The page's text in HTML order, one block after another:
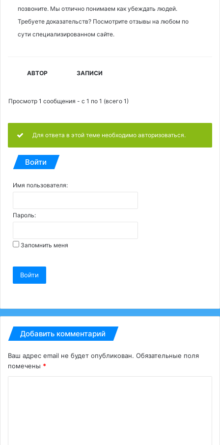
позвоните. Мы отлично понимаем как убеждать людей.
Требуете доказательств? Посмотрите отзывы на любом по
сути специализированном сайте.
АВТОР ЗАПИСИ
Просмотр 1 сообщения - с 1 по 1 (всего 1)
Для ответа в этой теме необходимо авторизоваться.
Войти
Имя пользователя:
Пароль:
Запомнить меня
Войти
Добавить комментарий
Ваш адрес email не будет опубликован. Обязательные поля
помечены *